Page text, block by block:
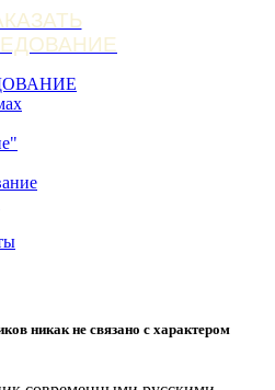
никак не связано с характером